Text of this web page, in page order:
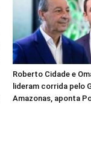
Roberto Cidade e
lideram corrida pelo
Amazonas, aponta